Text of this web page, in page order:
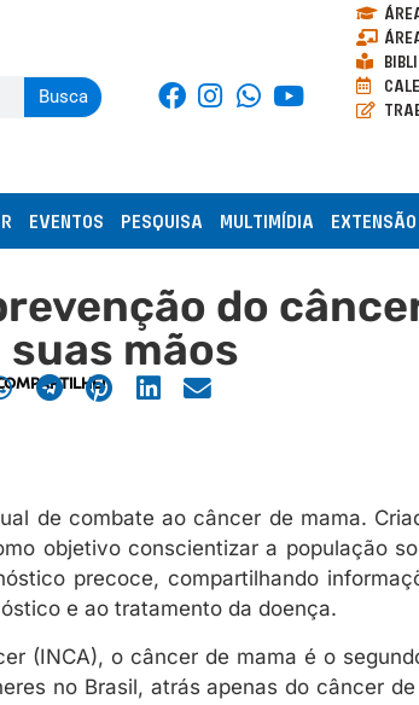
Busca
EVENTOS PESQUISA MULTIMÍDIA EXTENSÃO
do
suas mãos
de combate ao câncer de mama.
objetivo conscientizar a população
precoce, compartilhando
e ao tratamento da doença.
(INCA), o câncer de mama é o
no Brasil, atrás apenas do câncer de